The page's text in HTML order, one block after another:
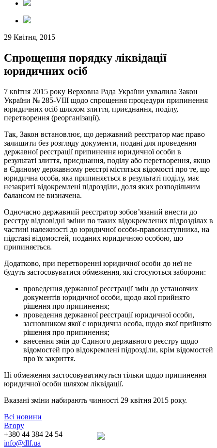
29 Квітня, 2015
Спрощення порядку ліквідації
юридичних осіб
7 квітня 2015 року Верховна Рада України ухвалила Закон
України № 285-VIII щодо спрощення процедури припинення
юридичних осіб шляхом злиття, приєднання, поділу,
перетворення (реорганізації).
Так, Закон встановлює, що державний реєстратор має право
залишити без розгляду документи, подані для проведення
державної реєстрації припинення юридичної особи в
результаті злиття, приєднання, поділу або перетворення, якщо
в Єдиному державному реєстрі містяться відомості про те, що
юридична особа, яка припиняється в результаті поділу, має
незакриті відокремлені підрозділи, доля яких розподільчим
балансом не визначена.
Одночасно державний реєстратор зобов’язаний внести до
реєстру відповідні зміни по таких відокремлених підрозділах в
частині належності до юридичної особи-правонаступника, на
підставі відомостей, поданих юридичною особою, що
припиняється.
Додатково, при перетворенні юридичної особи до неї не
будуть застосовуватися обмеження, які стосуються заборони:
проведення державної реєстрації змін до установчих
документів юридичної особи, щодо якої прийнято
рішення про припинення;
проведення державної реєстрації юридичної особи,
засновником якої є юридична особа, щодо якої прийнято
рішення про припинення;
внесення змін до Єдиного державного реєстру щодо
відомостей про відокремлені підрозділи, крім відомостей
про їх закриття.
Ці обмеження застосовуватимуться тільки щодо припинення
юридичної особи шляхом ліквідації.
Вказані зміни набирають чинності 29 квітня 2015 року.
Всі новини
Вгору
+380 44 384 24 54
info@dlf.ua